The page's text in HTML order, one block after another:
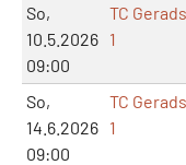
So,
10.5.2026
09:00
TC
1
So,
14.6.2026
09:00
TC
1